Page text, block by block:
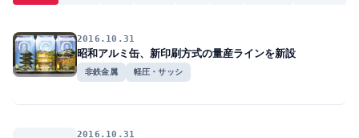
2016.10.31
昭和アルミ缶、新印刷方式の量産ラインを新設
非鉄金属 軽圧・サッシ
2016.10.31